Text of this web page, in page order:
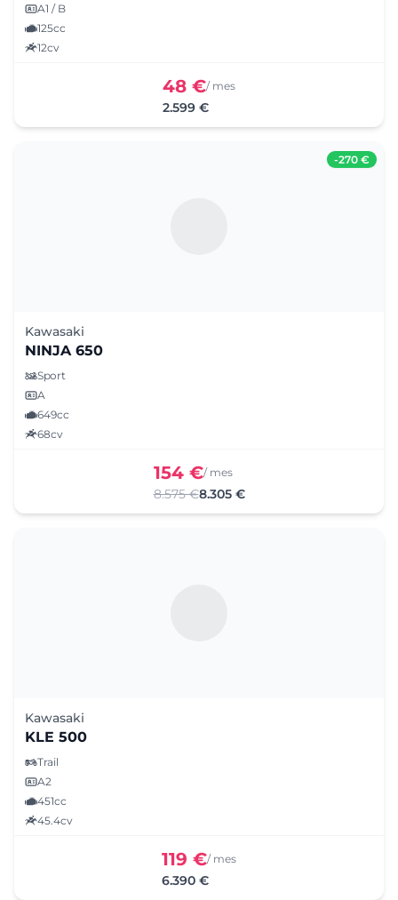
A1 / B
125cc
12cv
48 €/ mes
2.599 €
-270 €
Kawasaki
NINJA 650
Sport
A
649cc
68cv
154 €/ mes
8.575 €8.305 €
Kawasaki
KLE 500
Trail
A2
451cc
45.4cv
119 €/ mes
6.390 €